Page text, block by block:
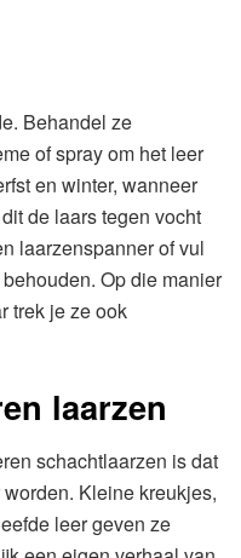
Behandel ze
of spray om het leer
en winter, wanneer
de laars tegen vocht
laarzenspanner of vul
Op die manier
trek je ze ook
laarzen
schachtlaarzen is dat
Kleine kreukjes,
leer geven ze